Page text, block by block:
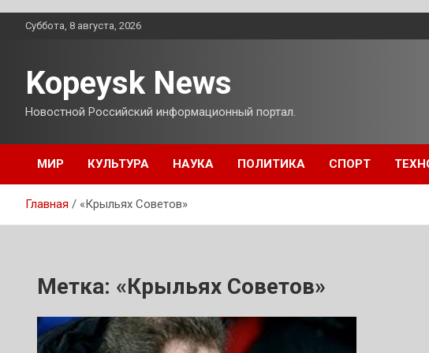
ПерейтиСуббота, 8 августа, 2026
Kopeysk News
Новостной Российский информационный портал.
МИР КУЛЬТУРА НАУКА ПОЛИТИКА СПОРТ
Главная «Крыльях Советов»
Метка: «Крыльях Советов»